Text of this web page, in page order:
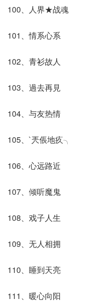
100、人界★战魂
101、情系心系
102、青衫故人
103、過去再見
104、与友热情
105、`兲倀地疚╮
106、心远路近
107、倾听魔鬼
108、戏子人生
109、无人相拥
110、睡到天亮
111、暖心向阳